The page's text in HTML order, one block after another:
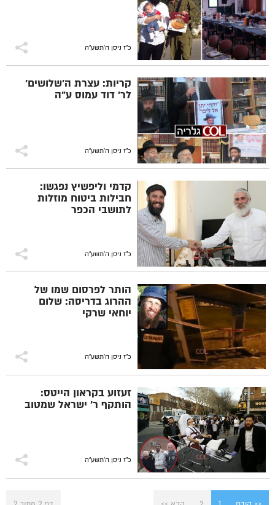
כ"ז ניסן ה׳תשע״ה
קריות: עצרת ה'שלושים'
לר' דוד עמוס ע"ה
כ"ז ניסן ה׳תשע״ה
קדמי וליפשיץ נפגשו:
חבילות ביטוח מוזלות
לתושבי הכפר
כ"ז ניסן ה׳תשע״ה
הותר לפרסום שמו של
ההרוג בדריסה: שלום
יוחאי שרקי
כ"ז ניסן ה׳תשע״ה
זעזוע בקראון הייטס:
הותקף ר' ישראל שמטוב
כ"ז ניסן ה׳תשע״ה